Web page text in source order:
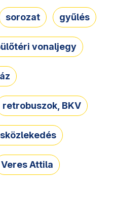
sorozat gyűlés
vonaljegy
retrobuszok, BKV
Veres Attila